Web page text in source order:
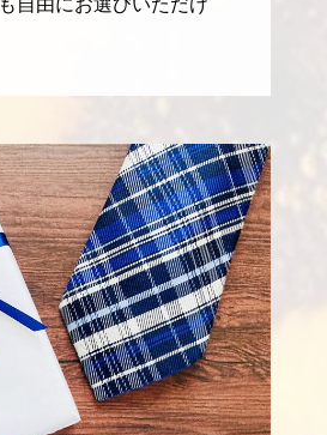
自由にお選びいただけ